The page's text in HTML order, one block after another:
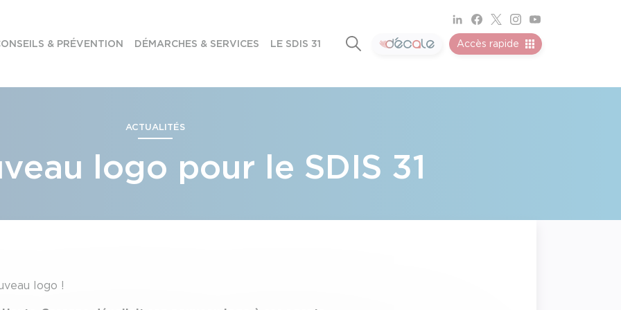
& PRÉVENTION DÉMARCHES & SERVICES LE SDIS 31 Accès rapide
ACTUALITÉS
logo pour le SDIS 31
logo !